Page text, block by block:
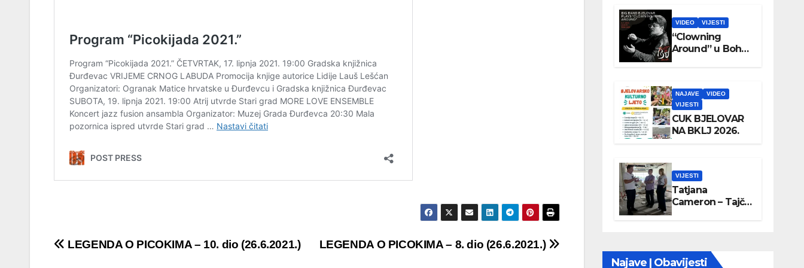
Navigacija
LEGENDA O PICOKIMA – 8. dio (26.6.2021.)
LEGENDA O PICOKIMA – 10. dio (26.6.2021.)
VIDEO VIJESTI
“Clowning
Around” u Boho
parku
NAJAVE
VIDEO
VIJESTI
CUK BJELOVAR
NA BKLJ 2026.
VIJESTI
Tatjana
Cameron – Tajči
posjetila
Najave | Obavijesti